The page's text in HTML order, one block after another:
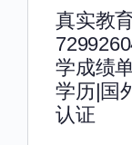
真实教
学成绩
学历|国
认证